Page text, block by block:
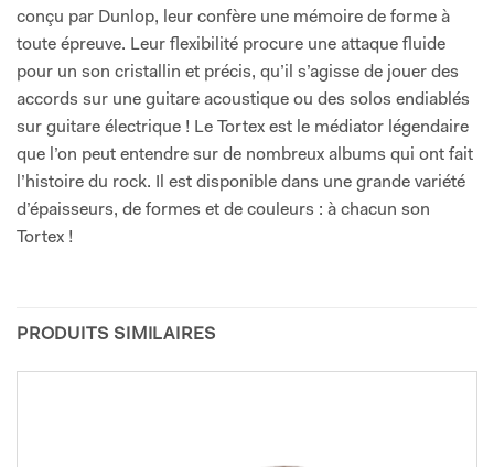
conçu par Dunlop, leur confère une mémoire de forme à
toute épreuve. Leur flexibilité procure une attaque fluide
pour un son cristallin et précis, qu’il s’agisse de jouer des
accords sur une guitare acoustique ou des solos endiablés
sur guitare électrique ! Le Tortex est le médiator légendaire
que l’on peut entendre sur de nombreux albums qui ont fait
l’histoire du rock. Il est disponible dans une grande variété
d’épaisseurs, de formes et de couleurs : à chacun son
Tortex !
PRODUITS SIMILAIRES